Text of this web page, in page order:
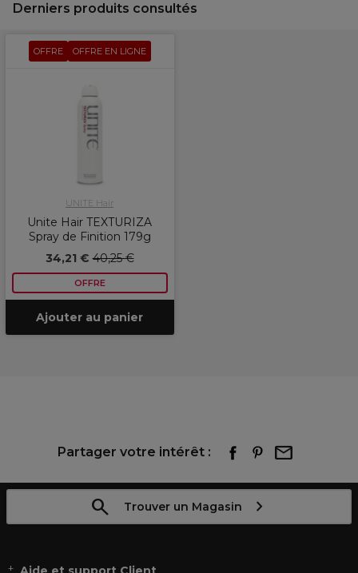
Derniers produits consultés
OFFRE OFFRE EN LIGNE
UNITE Hair
Unite Hair TEXTURIZA
Spray de Finition 179g
34,21 €40,25 €
OFFRE
Ajouter au panier
Partager votre intérêt :
Trouver un Magasin